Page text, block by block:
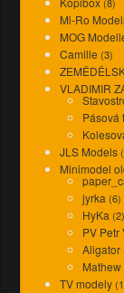
Mi-Ro
MOG
Camille (3)
VLADIMIR
Pásová
JLS Models
Minimodel
jyrka (6)
HyKa (2)
PV Petr
Aligator
Mathew
TV modely